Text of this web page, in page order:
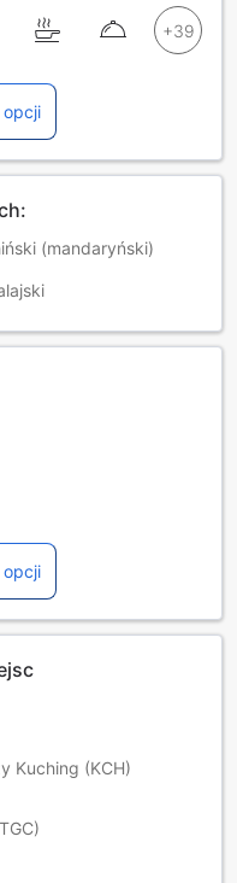
opcji
(mandaryński)
opcji
Kuching (KCH)